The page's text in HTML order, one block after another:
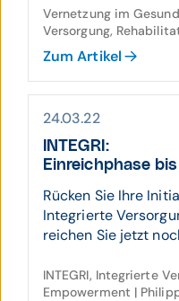
Vernetzung im
Versorgung,
Zum Artikel
24.03.22
INTEGRI:
Einreich­phase
Rücken Sie Ihre
Integrierte
reichen Sie jetzt
INTEGRI, Integrierte
Empowerment |